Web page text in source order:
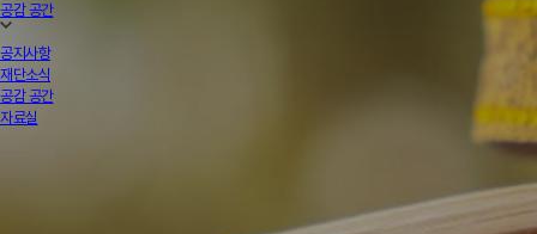
공감 공간
공지사항
재단소식
공감 공간
자료실